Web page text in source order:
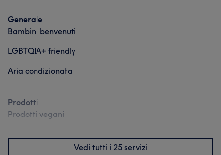
Generale
Bambini benvenuti
LGBTQIA+ friendly
Aria condizionata
Prodotti
Prodotti vegani
Vedi tutti i 25 servizi